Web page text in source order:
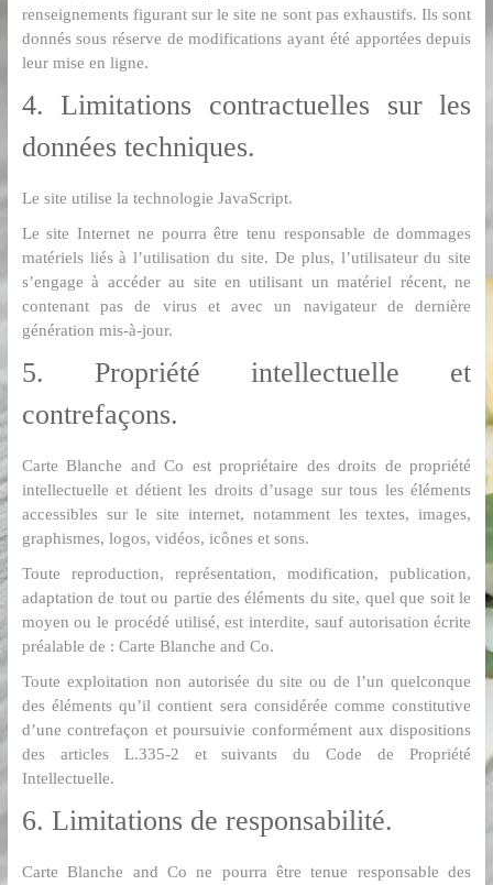
renseignements figurant sur le site ne sont pas exhaustifs. Ils sont
donnés sous réserve de modifications ayant été apportées depuis
leur mise en ligne.
4. Limitations contractuelles sur les
données techniques.
Le site utilise la technologie JavaScript.
Le site Internet ne pourra être tenu responsable de dommages
matériels liés à l’utilisation du site. De plus, l’utilisateur du site
s’engage à accéder au site en utilisant un matériel récent, ne
contenant pas de virus et avec un navigateur de dernière
génération mis-à-jour.
5. Propriété intellectuelle et
contrefaçons.
Carte Blanche and Co est propriétaire des droits de propriété
intellectuelle et détient les droits d’usage sur tous les éléments
accessibles sur le site internet, notamment les textes, images,
graphismes, logos, vidéos, icônes et sons.
Toute reproduction, représentation, modification, publication,
adaptation de tout ou partie des éléments du site, quel que soit le
moyen ou le procédé utilisé, est interdite, sauf autorisation écrite
préalable de : Carte Blanche and Co.
Toute exploitation non autorisée du site ou de l’un quelconque
des éléments qu’il contient sera considérée comme constitutive
d’une contrefaçon et poursuivie conformément aux dispositions
des articles L.335-2 et suivants du Code de Propriété
Intellectuelle.
6. Limitations de responsabilité.
Carte Blanche and Co ne pourra être tenue responsable des